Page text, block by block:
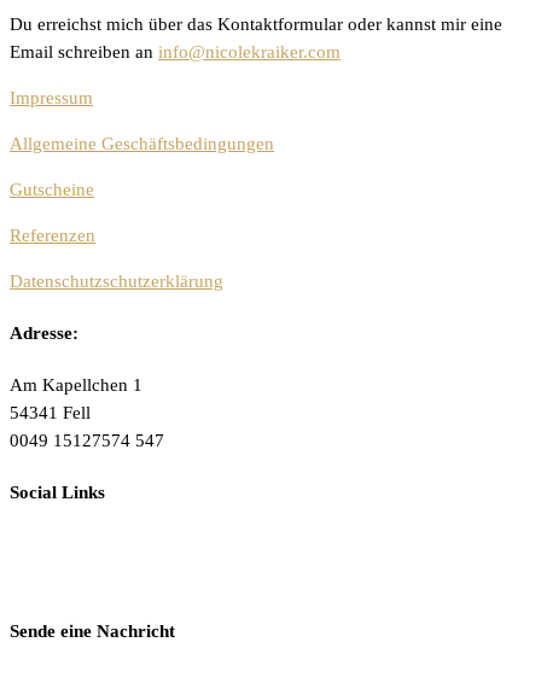
Du erreichst mich über das Kontaktformular oder kannst mir eine
Email schreiben an info@nicolekraiker.com
Impressum
Allgemeine Geschäftsbedingungen
Gutscheine
Referenzen
Datenschutzschutzerklärung
Adresse:
Am Kapellchen 1
54341 Fell
0049 15127574 547
Social Links
Sende eine Nachricht